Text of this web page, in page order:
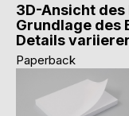
3D-Ansicht
Grundlage des
Details
Paperback